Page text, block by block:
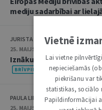
mediju sadarbībai ar
JURISTA VĀRDS
25. MAIJS 2026 • 19:00
Iznākusi “Jurista Vārda”
PAULA LIPE
25. MAIJS 2026 • 08:00
Vietnē
Lai vietne
nepieciešamās
piekrišanu var
statistikas, sociālo
Papildinformācijai